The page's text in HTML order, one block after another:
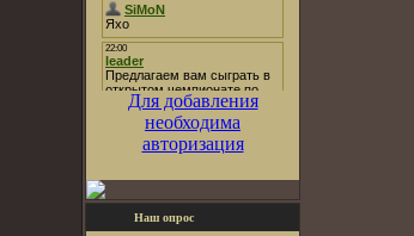
Для добавления
необходима
авторизация
Наш опрос